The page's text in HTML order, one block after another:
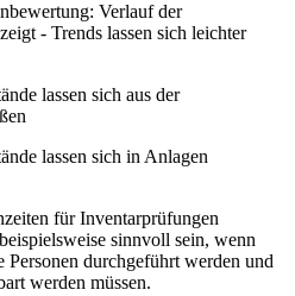
Verlauf der
- Trends lassen sich leichter
lassen sich aus der
lassen sich in Anlagen
für Inventarprüfungen
sinnvoll sein, wenn
Personen durchgeführt werden und
werden müssen.